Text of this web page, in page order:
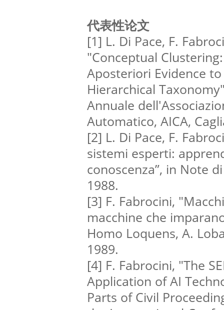
代表性论文
[1] L. Di Pace, F.
"Conceptual
Aposteriori Evidence
Hierarchical
Annuale
Automatico, AICA,
[2] L. Di Pace, F.
sistemi esperti:
conoscenza”, in Note
1988.
[3] F. Fabrocini,
macchine che
Homo Loquens, A.
1989.
[4] F. Fabrocini, "The
Application of AI
Parts of Civil